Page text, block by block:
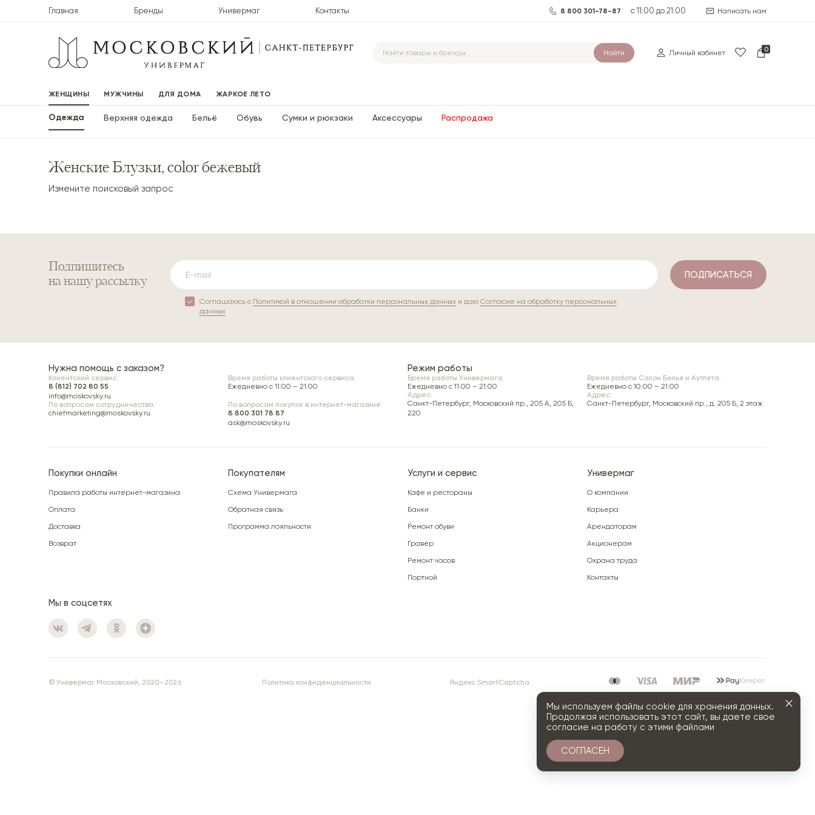
Главная Бренды Универмаг Контакты 8 800 301-78-87 с 11:00 до 21:00 Написать нам
Найти Личный кабинет 0
ЖЕНЩИНЫ МУЖЧИНЫ ДЛЯ ДОМА ЖАРКОЕ ЛЕТО
Одежда Верхняя одежда Бельё Обувь Сумки и рюкзаки Аксессуары Распродажа
Женские Блузки, color бежевый
Измените поисковый запрос
Подпишитесь
на нашу рассылку
Соглашаюсь с Политикой в отношении обработки персональных данныхи даю Согласие на обработку персональных
данных
ПОДПИСАТЬСЯ
Нужна помощь с заказом?
Клиентский сервис:
8 (812) 702 80 55
info@moskovsky.ru
Время работы клиентского сервиса:
Ежедневно с 11:00 – 21:00
По вопросам сотрудничества:
chiefmarketing@moskovsky.ru
По вопросам покупок в интернет-магазине:
8 800 301 78 87
ask@moskovsky.ru
Режим работы
Время работы Универмага:
Ежедневно c 11:00 – 21:00
Адрес:
Санкт-Петербург, Московский пр., 205 А, 205 Б,
220
Время работы Салон Белья и Аутлета:
Ежедневно c 10:00 – 21:00
Адрес:
Санкт-Петербург, Московский пр., д. 205 Б, 2 этаж
Покупки онлайн
Правила работы интернет-магазина
Оплата
Доставка
Возврат
Покупателям
Схема Универмага
Обратная связь
Программа лояльности
Услуги и сервис
Кафе и рестораны
Банки
Ремонт обуви
Гравёр
Ремонт часов
Портной
Универмаг
О компании
Карьера
Арендаторам
Акционерам
Охрана труда
Контакты
Мы в соцсетях
© Универмаг Московский, 2020—2026. Политика конфиденциальности Яндекс SmartCaptcha
Мы используем файлы cookie для хранения данных.
Продолжая использовать этот сайт, вы даете свое
согласие на работу с этими файлами
СОГЛАСЕН